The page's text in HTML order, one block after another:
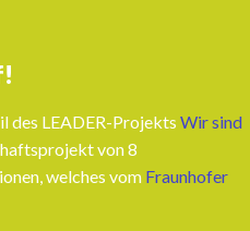
des LEADER-Projekts Wir sind
von 8
welches vom Fraunhofer